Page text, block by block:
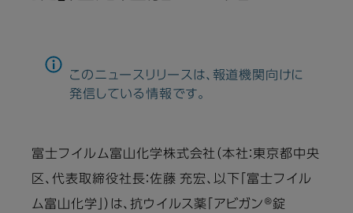
このニュースリリースは、報道機関向けに
発信している情報です。
富士フイルム富山化学株式会社（本社：東京都中央
区、代表取締役社長：佐藤 充宏、以下「富士フイル
ム富山化学」）は、抗ウイルス薬「アビガン®錠